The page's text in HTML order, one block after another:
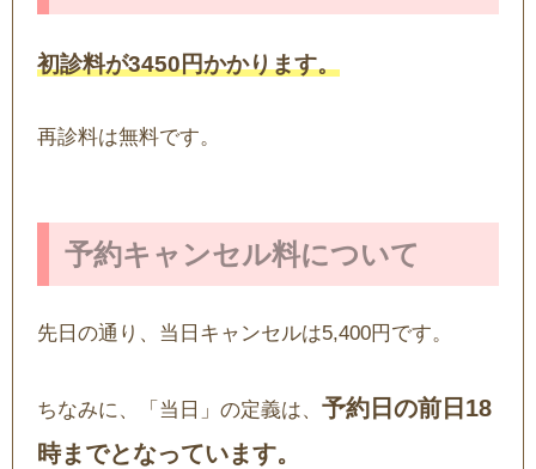
初診料が3450円かかります。
再診料は無料です。
予約キャンセル料について
先日の通り、当日キャンセルは5,400円です。
ちなみに、「当日」の定義は、 予約日の前日18
時までとなっています。